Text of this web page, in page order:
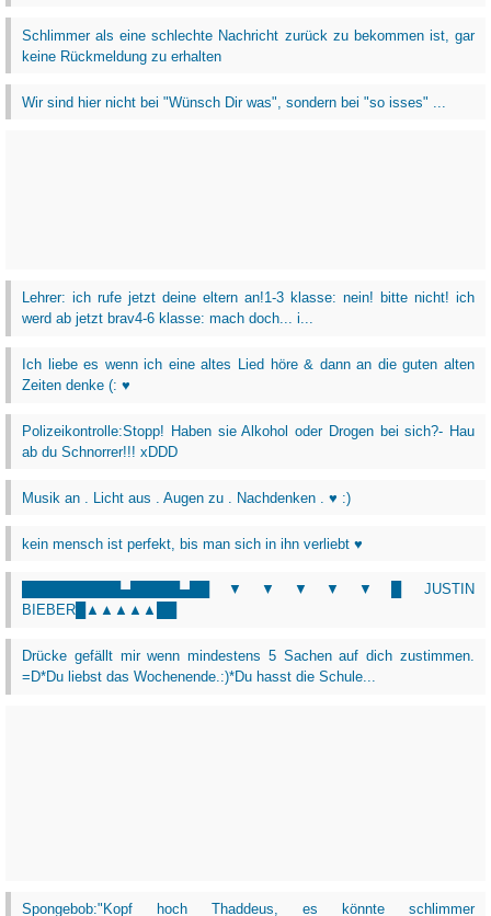
Schlimmer als eine schlechte Nachricht zurück zu bekommen ist, gar
keine Rückmeldung zu erhalten
Wir sind hier nicht bei "Wünsch Dir was", sondern bei "so isses" ...
Lehrer: ich rufe jetzt deine eltern an!1-3 klasse: nein! bitte nicht! ich
werd ab jetzt brav4-6 klasse: mach doch... i...
Ich liebe es wenn ich eine altes Lied höre & dann an die guten alten
Zeiten denke (: ♥
Polizeikontrolle:Stopp! Haben sie Alkohol oder Drogen bei sich?- Hau
ab du Schnorrer!!! xDDD
Musik an . Licht aus . Augen zu . Nachdenken . ♥ :)
kein mensch ist perfekt, bis man sich in ihn verliebt ♥
██████████▄█████▄██▼▼▼▼▼█ JUSTIN
BIEBER█▲▲▲▲▲██
Drücke gefällt mir wenn mindestens 5 Sachen auf dich zustimmen.
=D*Du liebst das Wochenende.:)*Du hasst die Schule...
Spongebob:"Kopf hoch Thaddeus, es könnte schlimmer